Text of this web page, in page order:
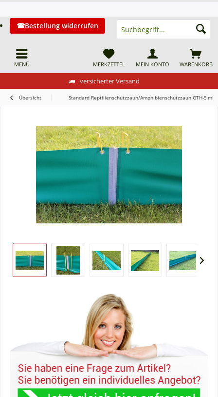
versicherter Versand
MENÜ
Bestellung widerrufen
WARENKORB
MERKZETTEL MEIN KONTO
Übersicht Standard Reptilienschutzzaun/Amphibienschutzzaun GTH-S mit